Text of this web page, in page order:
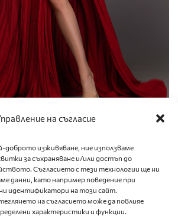
на съгласие
доброто изживяване, ние използваме
за съхраняване и/или достъп до
Съгласието с тези технологии ще ни
данни, като например поведение при
идентификатори на този сайт.
на съгласието може да повлияе
характеристики и функции.
игла 2024“ – Антоанета
д-р Росица Рангелова – дизайнер на